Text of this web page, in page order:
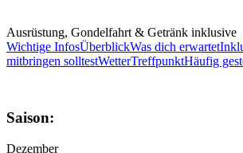
Ausrüstung, Gondelfahrt & Getränk inklusive
Wichtige InfosÜberblickWas dich erwartet
mitbringen solltestWetterTreffpunktHäufig
Saison:
Dezember